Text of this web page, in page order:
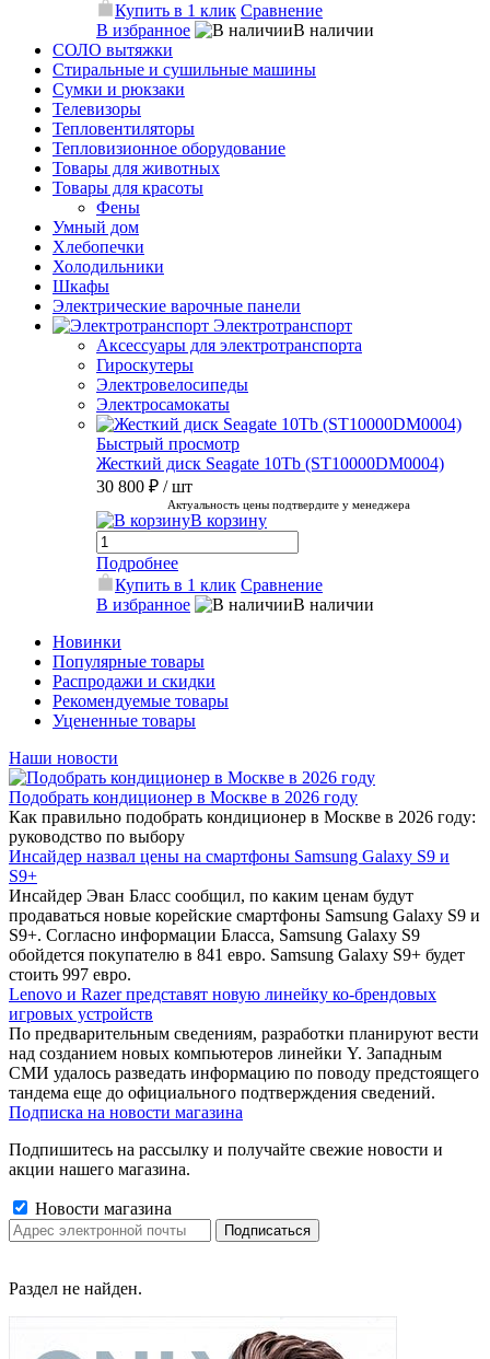
Купить в 1 клик Сравнение
В избранное
В наличии
СОЛО вытяжки
Стиральные и сушильные машины
Сумки и рюкзаки
Телевизоры
Тепловентиляторы
Тепловизионное оборудование
Товары для животных
Товары для красоты
Фены
Умный дом
Хлебопечки
Холодильники
Шкафы
Электрические варочные панели
Электротранспорт
Аксессуары для электротранспорта
Гироскутеры
Электровелосипеды
Электросамокаты
Быстрый просмотр
Жесткий диск Seagate 10Tb (ST10000DM0004)
30 800 ₽ / шт
Актуальность цены подтвердите у менеджера
В корзину
Подробнее
Купить в 1 клик Сравнение
В избранное
В наличии
Новинки
Популярные товары
Распродажи и скидки
Рекомендуемые товары
Уцененные товары
Наши новости
Подобрать кондиционер в Москве в 2026 году
Как правильно подобрать кондиционер в Москве в 2026 году:
руководство по выбору
Инсайдер назвал цены на смартфоны Samsung Galaxy S9 и
S9+
Инсайдер Эван Бласс сообщил, по каким ценам будут
продаваться новые корейские смартфоны Samsung Galaxy S9 и
S9+. Согласно информации Бласса, Samsung Galaxy S9
обойдется покупателю в 841 евро. Samsung Galaxy S9+ будет
стоить 997 евро.
Lenovo и Razer представят новую линейку ко-брендовых
игровых устройств
По предварительным сведениям, разработки планируют вести
над созданием новых компьютеров линейки Y. Западным
СМИ удалось разведать информацию по поводу предстоящего
тандема еще до официального подтверждения сведений.
Подписка на новости магазина
Подпишитесь на рассылку и получайте свежие новости и
акции нашего магазина.
Новости магазина
Раздел не найден.